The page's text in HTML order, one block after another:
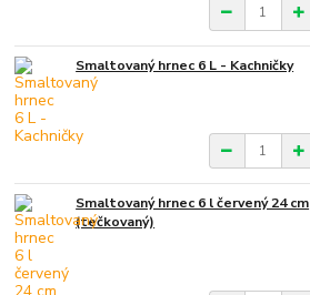
Smaltovaný hrnec 6 L - Kachničky
Smaltovaný hrnec 6 l červený 24 cm
(tečkovaný)